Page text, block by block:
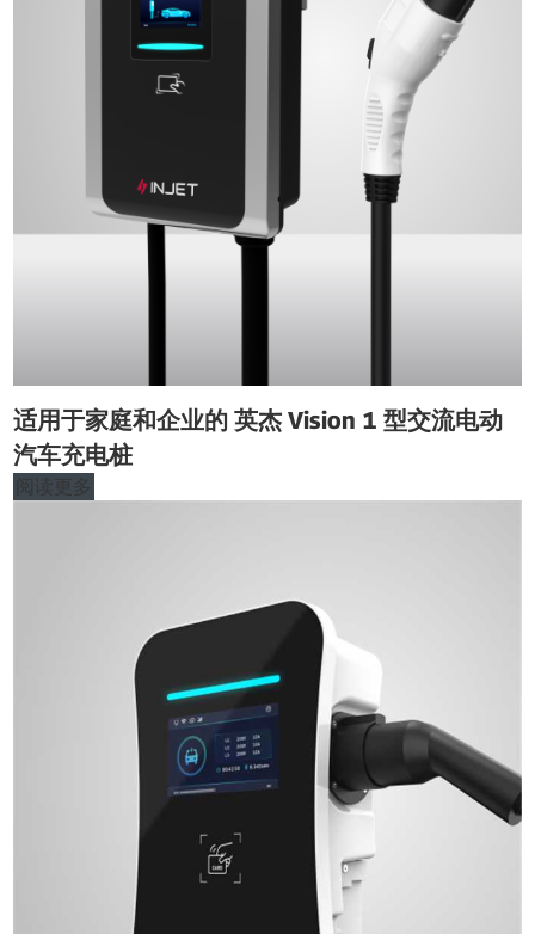
适用于家庭和企业的 英杰 Vision 1 型交流电动
汽车充电桩
阅读更多